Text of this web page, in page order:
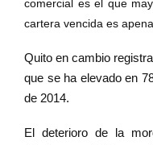
comercial es el que
cartera vencida es
Quito en cambio
que se ha elevado en
de 2014.
El deterioro de la